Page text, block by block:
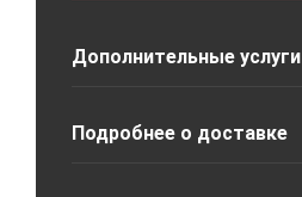
Дополнительные услуги
Подробнее о доставке